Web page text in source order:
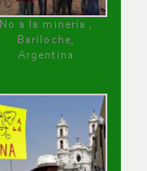
No a la minería ,
Bariloche,
Argentina